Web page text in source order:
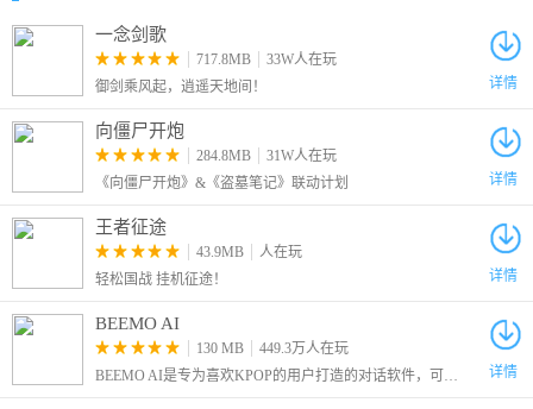
一念剑歌
717.8MB
33W人在玩
御剑乘风起，逍遥天地间！
详情
向僵尸开炮
284.8MB
31W人在玩
《向僵尸开炮》&《盗墓笔记》联动计划
详情
王者征途
43.9MB
人在玩
轻松国战 挂机征途！
详情
BEEMO AI
130 MB
449.3万人在玩
BEEMO AI是专为喜欢KPOP的用户打造的对话软件，可以生成各种不同OC，创建你喜欢的AI角色，与ta进行聊天和对话
详情